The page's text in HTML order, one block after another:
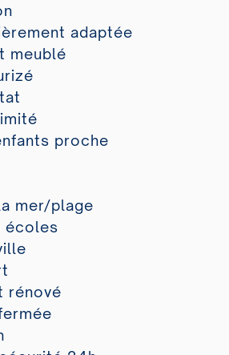
adaptée
meublé
proche
mer/plage
écoles
rénové